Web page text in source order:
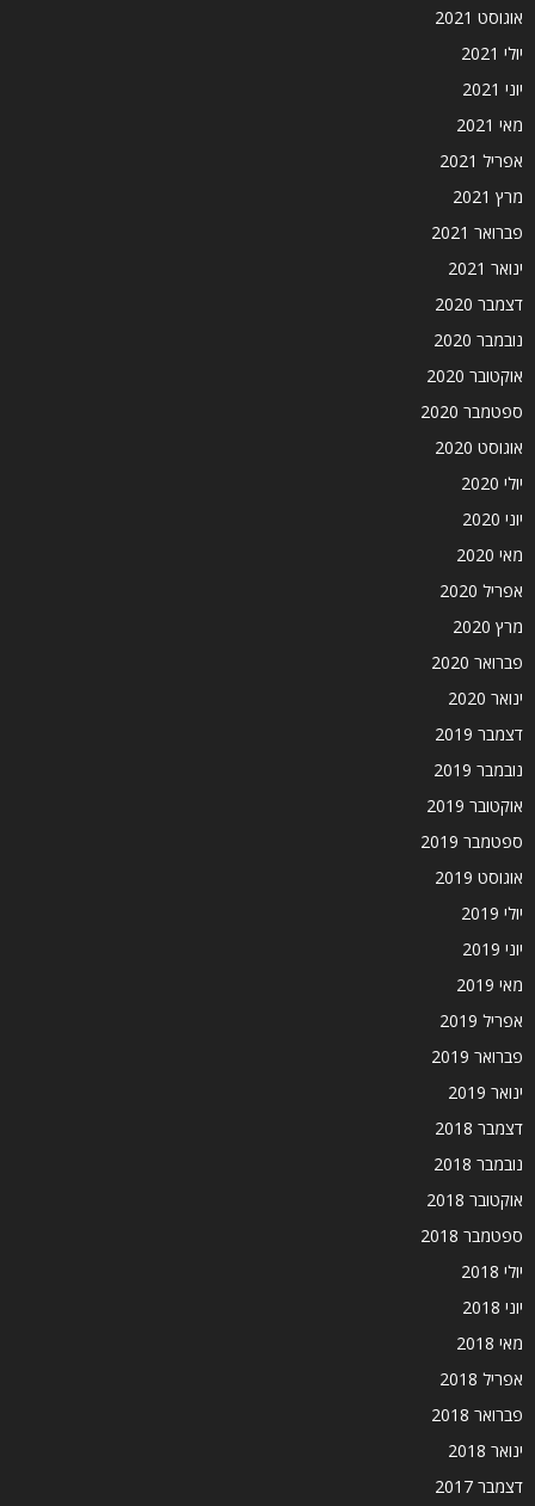
אוגוסט 2021
יולי 2021
יוני 2021
מאי 2021
אפריל 2021
מרץ 2021
פברואר 2021
ינואר 2021
דצמבר 2020
נובמבר 2020
אוקטובר 2020
ספטמבר 2020
אוגוסט 2020
יולי 2020
יוני 2020
מאי 2020
אפריל 2020
מרץ 2020
פברואר 2020
ינואר 2020
דצמבר 2019
נובמבר 2019
אוקטובר 2019
ספטמבר 2019
אוגוסט 2019
יולי 2019
יוני 2019
מאי 2019
אפריל 2019
פברואר 2019
ינואר 2019
דצמבר 2018
נובמבר 2018
אוקטובר 2018
ספטמבר 2018
יולי 2018
יוני 2018
מאי 2018
אפריל 2018
פברואר 2018
ינואר 2018
דצמבר 2017